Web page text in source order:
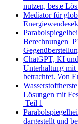
nutzen, beste
Mediator für
Berechnungen
ChatGPT, KI
Unterhaltung mit
betrachtet. Von
Lösungen mit
Teil 1
dargestellt und